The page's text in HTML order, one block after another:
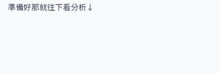
準備好那就往下看分析↓